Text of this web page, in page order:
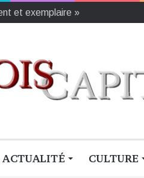
et exemplaire »
ACTUALITÉ CULTURE